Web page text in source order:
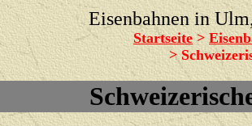
Eisenbahnen in
Startseite>
>